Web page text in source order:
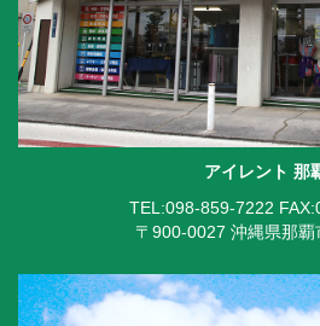
アイレント 那
TEL:098-859-7222
〒900-0027 沖縄県那